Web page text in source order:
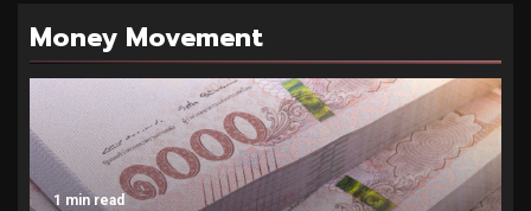
Money Movement
1 min read